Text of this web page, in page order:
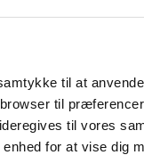
til at
til
til vores
for at vise dig